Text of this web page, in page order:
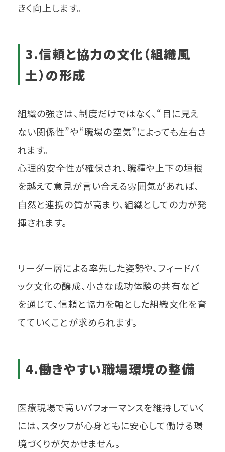
きく向上します。
3.信頼と協力の文化（組織風
土）の形成
組織の強さは、制度だけではなく、“目に見え
ない関係性”や“職場の空気”によっても左右さ
れます。
心理的安全性が確保され、職種や上下の垣根
を越えて意見が言い合える雰囲気があれば、
自然と連携の質が高まり、組織としての力が発
揮されます。
リーダー層による率先した姿勢や、フィードバ
ック文化の醸成、小さな成功体験の共有など
を通じて、信頼と協力を軸とした組織文化を育
てていくことが求められます。
4.働きやすい職場環境の整備
医療現場で高いパフォーマンスを維持していく
には、スタッフが心身ともに安心して働ける環
境づくりが欠かせません。